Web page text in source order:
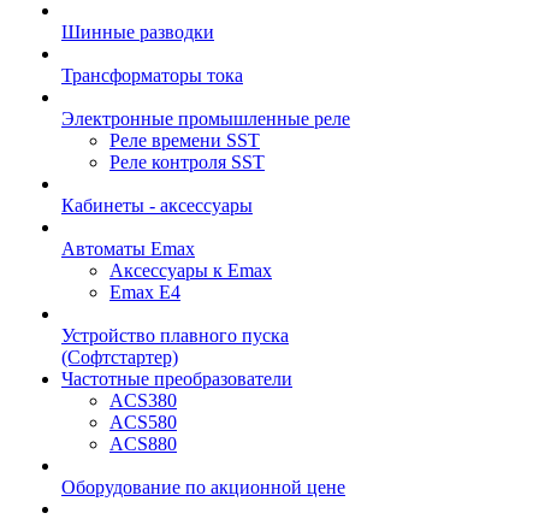
Шинные разводки
Трансформаторы тока
Электронные промышленные реле
Реле времени SST
Реле контроля SST
Кабинеты - аксессуары
Автоматы Emax
Аксессуары к Emax
Emax E4
Устройство плавного пуска
(Софтстартер)
Частотные преобразователи
ACS380
ACS580
ACS880
Оборудование по акционной цене